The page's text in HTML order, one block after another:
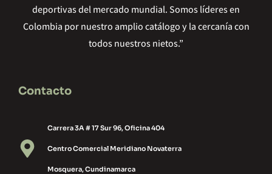
deportivas del mercado mundial. Somos líderes en
Colombia por nuestro amplio catálogo y la cercanía con
todos nuestros nietos.”
Contacto
Carrera 3A # 17 Sur 96, Oficina 404
Centro Comercial Meridiano Novaterra
Mosquera, Cundinamarca